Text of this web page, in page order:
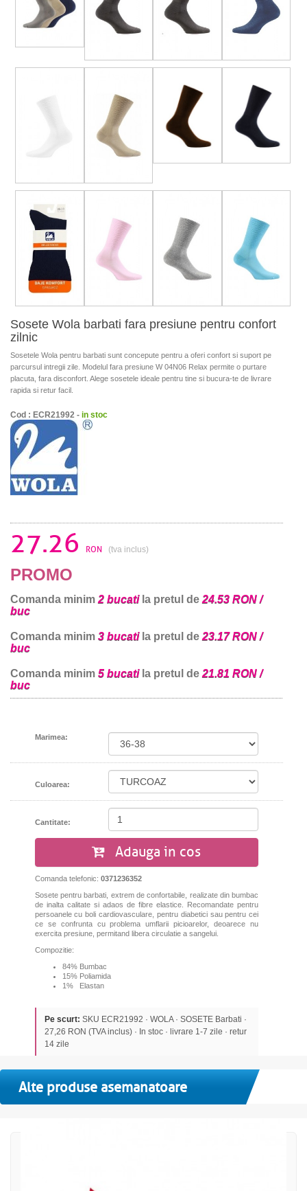
Sosete Wola barbati fara presiune pentru confort
zilnic
Sosetele Wola pentru barbati sunt concepute pentru a oferi confort si suport pe
parcursul intregii zile. Modelul fara presiune W 04N06 Relax permite o purtare
placuta, fara disconfort. Alege sosetele ideale pentru tine si bucura-te de livrare
rapida si retur facil.
Cod : ECR21992 - in stoc
27.26 RON (tva inclus)
PROMO
Comanda minim 2 bucatila pretul de 24.53 RON /
buc
Comanda minim 3 bucatila pretul de 23.17 RON /
buc
Comanda minim 5 bucatila pretul de 21.81 RON /
buc
Marimea:
Culoarea:
Cantitate:
Adauga in cos
Comanda telefonic: 0371236352
Sosete pentru barbati, extrem de confortabile, realizate din bumbac
de inalta calitate si adaos de fibre elastice. Recomandate pentru
persoanele cu boli cardiovasculare, pentru diabetici sau pentru cei
ce se confrunta cu problema umflarii picioarelor, deoarece nu
exercita presiune, permitand libera circulatie a sangelui.
Compozitie:
84% Bumbac
15% Poliamida
1% Elastan
Pe scurt: SKU ECR21992 · WOLA · SOSETE Barbati ·
27,26 RON (TVA inclus) · In stoc · livrare 1-7 zile · retur
14 zile
Alte produse asemanatoare